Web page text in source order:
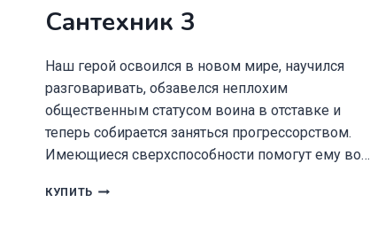
Сантехник 3
Наш герой освоился в новом мире, научился
разговаривать, обзавелся неплохим
общественным статусом воина в отставке и
теперь собирается заняться прогрессорством.
Имеющиеся сверхспособности помогут ему во…
КУПИТЬ САНТЕХНИК